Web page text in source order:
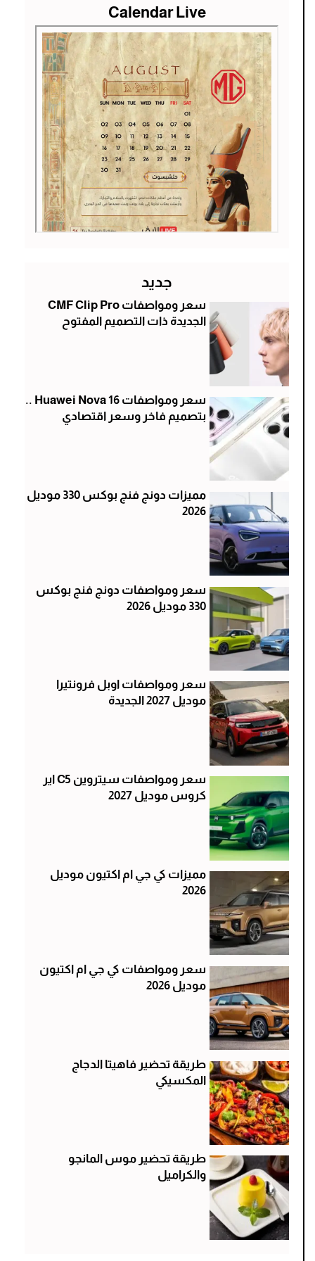
Calendar Live
جديد
سعر ومواصفات CMF Clip Pro
الجديدة ذات التصميم المفتوح
سعر ومواصفات Huawei Nova 16 ..
بتصميم فاخر وسعر اقتصادي
مميزات دونج فنج بوكس 330 موديل
2026
سعر ومواصفات دونج فنج بوكس
330 موديل 2026
سعر ومواصفات اوبل فرونتيرا
موديل 2027 الجديدة
سعر ومواصفات سيتروين C5 اير
كروس موديل 2027
مميزات كي جي ام اكتيون موديل
2026
سعر ومواصفات كي جي ام اكتيون
موديل 2026
طريقة تحضير فاهيتا الدجاج
المكسيكي
طريقة تحضير موس المانجو
والكراميل